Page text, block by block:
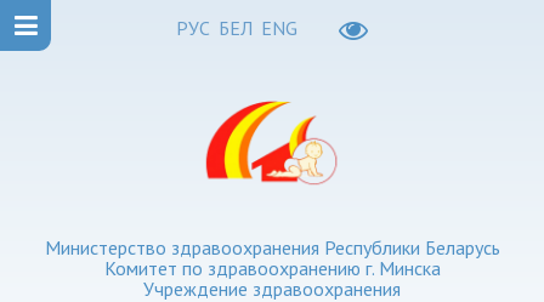
РУС БЕЛ ENG
Министерство здравоохранения Республики Беларусь
Комитет по здравоохранению г. Минска
Учреждение здравоохранения